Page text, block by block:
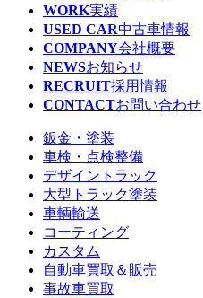
WORK実績
USED CAR中古車情報
COMPANY会社概要
NEWSお知らせ
RECRUIT採用情報
CONTACTお問い合わせ
鈑金・塗装
車検・点検整備
デザイントラック
大型トラック塗装
車輌輸送
コーティング
カスタム
自動車買取＆販売
事故車買取